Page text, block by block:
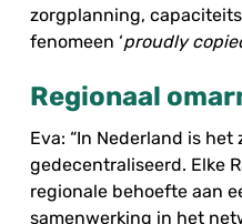
zorgplanning,
fenomeen ‘proudly
Regionaal
Eva: “In Nederland is
gedecentraliseerd. Elke
regionale behoefte aan
samenwerking in het